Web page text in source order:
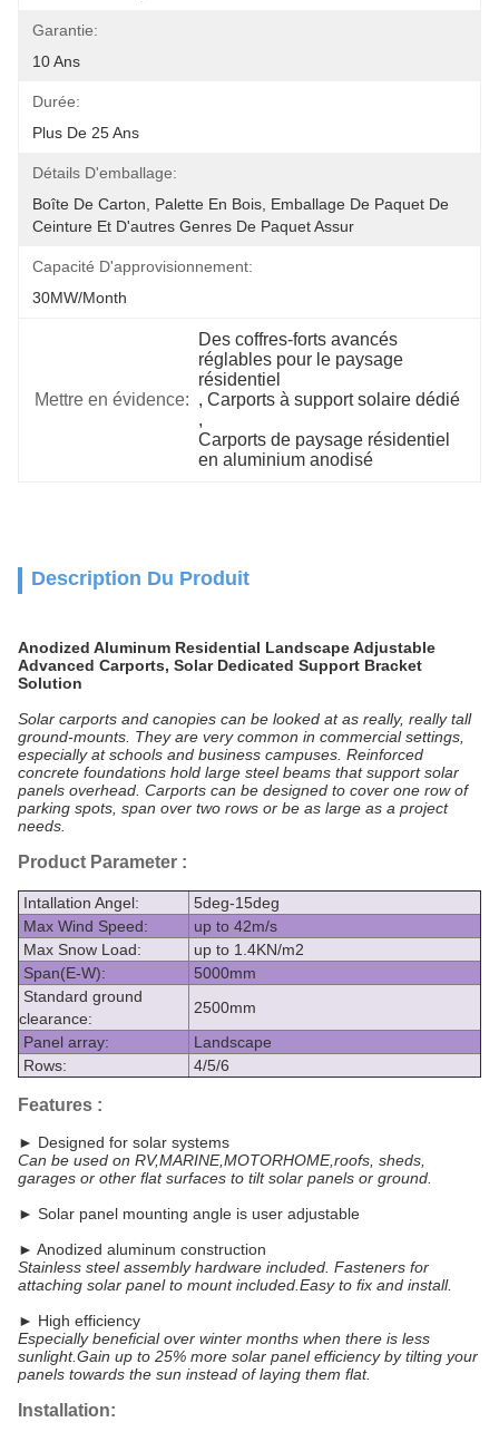
Garantie:
10 Ans
Durée:
Plus De 25 Ans
Détails D'emballage:
Boîte De Carton, Palette En Bois, Emballage De Paquet De
Ceinture Et D'autres Genres De Paquet Assur
Capacité D'approvisionnement:
30MW/month
Mettre en évidence:
Des coffres-forts avancés
réglables pour le paysage
résidentiel
, Carports à support solaire dédié
,
Carports de paysage résidentiel
en aluminium anodisé
Description Du Produit
Anodized Aluminum Residential Landscape Adjustable
Advanced Carports, Solar Dedicated Support Bracket
Solution
Solar carports and canopies can be looked at as really, really tall
ground-mounts. They are very common in commercial settings,
especially at schools and business campuses. Reinforced
concrete foundations hold large steel beams that support solar
panels overhead. Carports can be designed to cover one row of
parking spots, span over two rows or be as large as a project
needs.
Product Parameter :
Intallation Angel:
5deg-15deg
Max Wind Speed:
up to 42m/s
Max Snow Load:
up to 1.4KN/m2
Span(E-W):
5000mm
Standard ground
clearance:
2500mm
Panel array:
Landscape
Rows:
4/5/6
Features :
► Designed for solar systems
Can be used on RV,MARINE,MOTORHOME,roofs, sheds,
garages or other flat surfaces to tilt solar panels or ground.
► Solar panel mounting angle is user adjustable
► Anodized aluminum construction
Stainless steel assembly hardware included. Fasteners for
attaching solar panel to mount included.Easy to fix and install.
► High efficiency
Especially beneficial over winter months when there is less
sunlight.Gain up to 25% more solar panel efficiency by tilting your
panels towards the sun instead of laying them flat.
Installation: